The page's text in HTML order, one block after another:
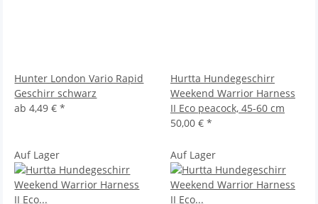
Hunter London Vario Rapid
Geschirr schwarz
ab4,49 €*
Hurtta Hundegeschirr
Weekend Warrior Harness
II Eco peacock, 45-60 cm
50,00 € *
Auf Lager Auf Lager